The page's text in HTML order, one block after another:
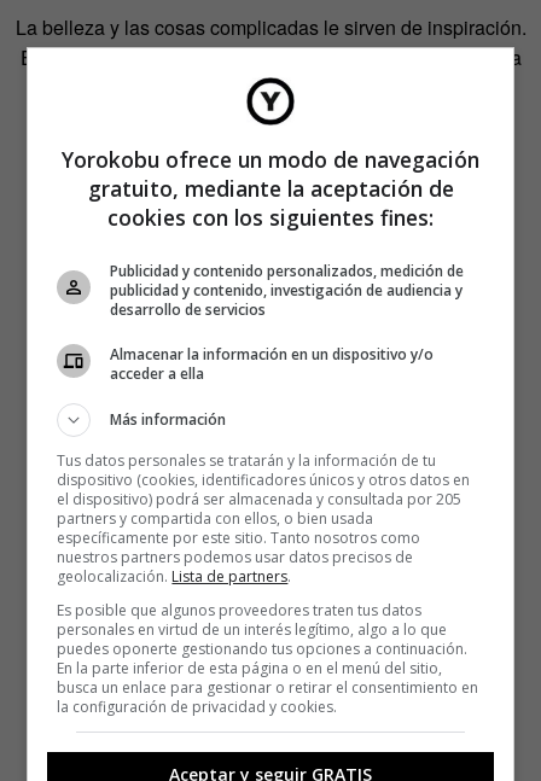
La belleza y las cosas complicadas le sirven de inspiración.
Entre sus referentes, el artista cita a Magritte, pero no duda
en nombrar a su padre, su hija y su novia. De todos ellos
toma la pasión y la búsqueda de la originalidad.
Mauro Seresini trabaja por encargo únicamente. No solo
realiza esculturas estáticas, también crea vídeos donde
hasta lo más simple se convierte en magia, en pura
elegancia. Ha colaborado con importantes marcas como
Valentino, Lavazza o Tod’s, además de diversas
publicaciones y agencias de publicidad.
Yorokobu ofrece un modo de navegación
gratuito, mediante la aceptación de
cookies con los siguientes fines:
Publicidad y contenido personalizados, medición de
publicidad y contenido, investigación de audiencia y
desarrollo de servicios
Almacenar la información en un dispositivo y/o
acceder a ella
Más información
Tus datos personales se tratarán y la información de tu
dispositivo (cookies, identificadores únicos y otros datos en
el dispositivo) podrá ser almacenada y consultada por 205
partners y compartida con ellos, o bien usada
específicamente por este sitio. Tanto nosotros como
nuestros partners podemos usar datos precisos de
geolocalización. Lista de partners.
Es posible que algunos proveedores traten tus datos
personales en virtud de un interés legítimo, algo a lo que
puedes oponerte gestionando tus opciones a continuación.
En la parte inferior de esta página o en el menú del sitio,
busca un enlace para gestionar o retirar el consentimiento en
la configuración de privacidad y cookies.
Aceptar y seguir GRATIS